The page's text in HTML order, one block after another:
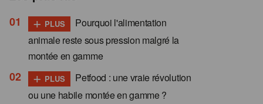
+ PLUS
Pourquoi l'alimentation
animale reste sous pression malgré la
montée en gamme
+ PLUS
Petfood : une vraie révolution
ou une habile montée en gamme ?